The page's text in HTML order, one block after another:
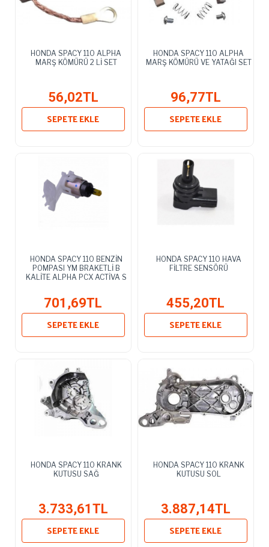
HONDA SPACY 110 ALPHA
MARŞ KÖMÜRÜ 2 Lİ SET
56,02TL
SEPETE EKLE
HONDA SPACY 110 ALPHA
MARŞ KÖMÜRÜ VE YATAĞI SET
96,77TL
SEPETE EKLE
HONDA SPACY 110 BENZİN
POMPASI YM BRAKETLİ B
KALİTE ALPHA PCX ACTİVA S
701,69TL
SEPETE EKLE
HONDA SPACY 110 HAVA
FİLTRE SENSÖRÜ
455,20TL
SEPETE EKLE
HONDA SPACY 110 KRANK
KUTUSU SAĞ
3.733,61TL
SEPETE EKLE
HONDA SPACY 110 KRANK
KUTUSU SOL
3.887,14TL
SEPETE EKLE